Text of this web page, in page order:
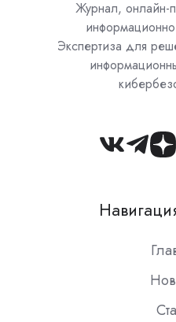
Журнал, онлайн-
Экспертиза для